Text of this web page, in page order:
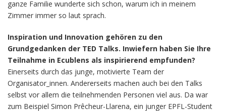
ganze Familie wunderte sich schon, warum ich in meinem
Zimmer immer so laut sprach.
Inspiration und Innovation gehören zu den
Grundgedanken der TED Talks. Inwiefern haben Sie Ihre
Teilnahme in Ecublens als inspirierend empfunden?
Einerseits durch das junge, motivierte Team der
Organisator_innen. Andererseits machen auch bei den Talks
selbst vor allem die teilnehmenden Personen viel aus. Da war
zum Beispiel Simon Prêcheur-Llarena, ein junger EPFL-Student